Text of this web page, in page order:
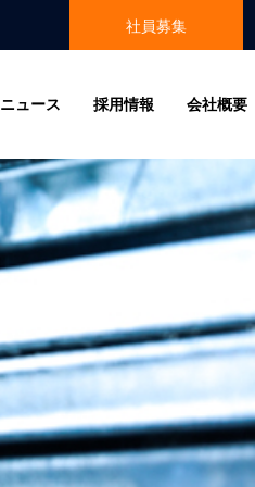
社員募集
ニュース 採用情報 会社概要